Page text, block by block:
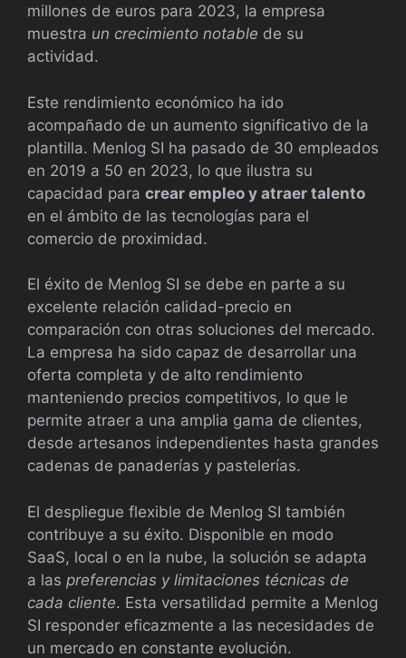
millones de euros para 2023, la empresa
muestra un crecimiento notable de su
actividad.
Este rendimiento económico ha ido
acompañado de un aumento significativo de la
plantilla. Menlog SI ha pasado de 30 empleados
en 2019 a 50 en 2023, lo que ilustra su
capacidad para crear empleo y atraer talento
en el ámbito de las tecnologías para el
comercio de proximidad.
El éxito de Menlog SI se debe en parte a su
excelente relación calidad-precio en
comparación con otras soluciones del mercado.
La empresa ha sido capaz de desarrollar una
oferta completa y de alto rendimiento
manteniendo precios competitivos, lo que le
permite atraer a una amplia gama de clientes,
desde artesanos independientes hasta grandes
cadenas de panaderías y pastelerías.
El despliegue flexible de Menlog SI también
contribuye a su éxito. Disponible en modo
SaaS, local o en la nube, la solución se adapta
a las preferencias y limitaciones técnicas de
cada cliente. Esta versatilidad permite a Menlog
SI responder eficazmente a las necesidades de
un mercado en constante evolución.